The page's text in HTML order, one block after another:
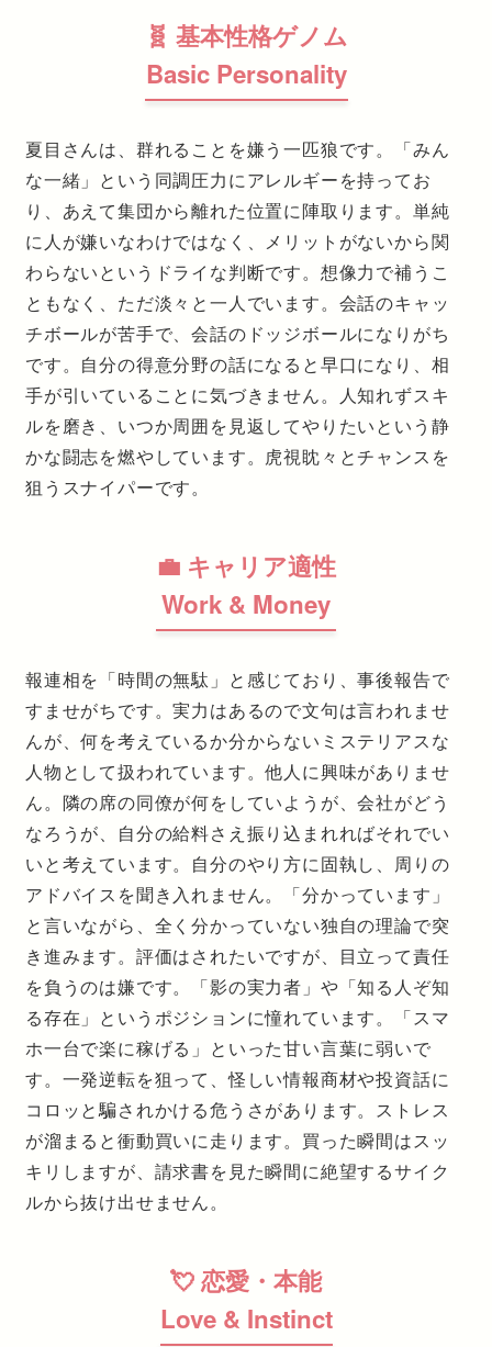
🧬 基本性格ゲノム
Basic Personality
夏目さんは、群れることを嫌う一匹狼です。「みん
な一緒」という同調圧力にアレルギーを持ってお
り、あえて集団から離れた位置に陣取ります。単純
に人が嫌いなわけではなく、メリットがないから関
わらないというドライな判断です。想像力で補うこ
ともなく、ただ淡々と一人でいます。会話のキャッ
チボールが苦手で、会話のドッジボールになりがち
です。自分の得意分野の話になると早口になり、相
手が引いていることに気づきません。人知れずスキ
ルを磨き、いつか周囲を見返してやりたいという静
かな闘志を燃やしています。虎視眈々とチャンスを
狙うスナイパーです。
💼 キャリア適性
Work & Money
報連相を「時間の無駄」と感じており、事後報告で
すませがちです。実力はあるので文句は言われませ
んが、何を考えているか分からないミステリアスな
人物として扱われています。他人に興味がありませ
ん。隣の席の同僚が何をしていようが、会社がどう
なろうが、自分の給料さえ振り込まれればそれでい
いと考えています。自分のやり方に固執し、周りの
アドバイスを聞き入れません。「分かっています」
と言いながら、全く分かっていない独自の理論で突
き進みます。評価はされたいですが、目立って責任
を負うのは嫌です。「影の実力者」や「知る人ぞ知
る存在」というポジションに憧れています。「スマ
ホ一台で楽に稼げる」といった甘い言葉に弱いで
す。一発逆転を狙って、怪しい情報商材や投資話に
コロッと騙されかける危うさがあります。ストレス
が溜まると衝動買いに走ります。買った瞬間はスッ
キリしますが、請求書を見た瞬間に絶望するサイク
ルから抜け出せません。
💘 恋愛・本能
Love & Instinct